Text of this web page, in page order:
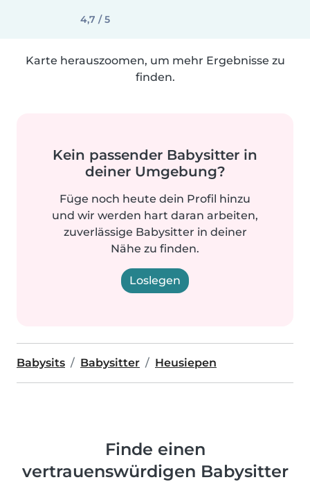
4,7 / 5
Karte herauszoomen, um mehr Ergebnisse zu
finden.
Kein passender Babysitter in
deiner Umgebung?
Füge noch heute dein Profil hinzu
und wir werden hart daran arbeiten,
zuverlässige Babysitter in deiner
Nähe zu finden.
Loslegen
Babysits Babysitter Heusiepen
Finde einen
vertrauenswürdigen Babysitter